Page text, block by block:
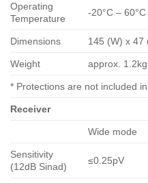
Operating
Temperature
-20°C – 60°C
Dimensions 145 (W) x 47
Weight approx. 1.2kg
* Protections are not included
Receiver
Wide mode
Sensitivity
(12dB Sinad)
≤0.25pV